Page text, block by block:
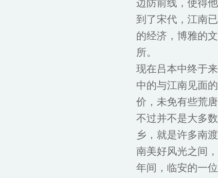
边防前线，使得
到了宋代，江南
的经济，博雅的
所。
现在吕本中终于
中的与江南见面
价，未免有些荒
不过并不是大多
乡，就是许多南
南美好风光之间
年间，临安的一